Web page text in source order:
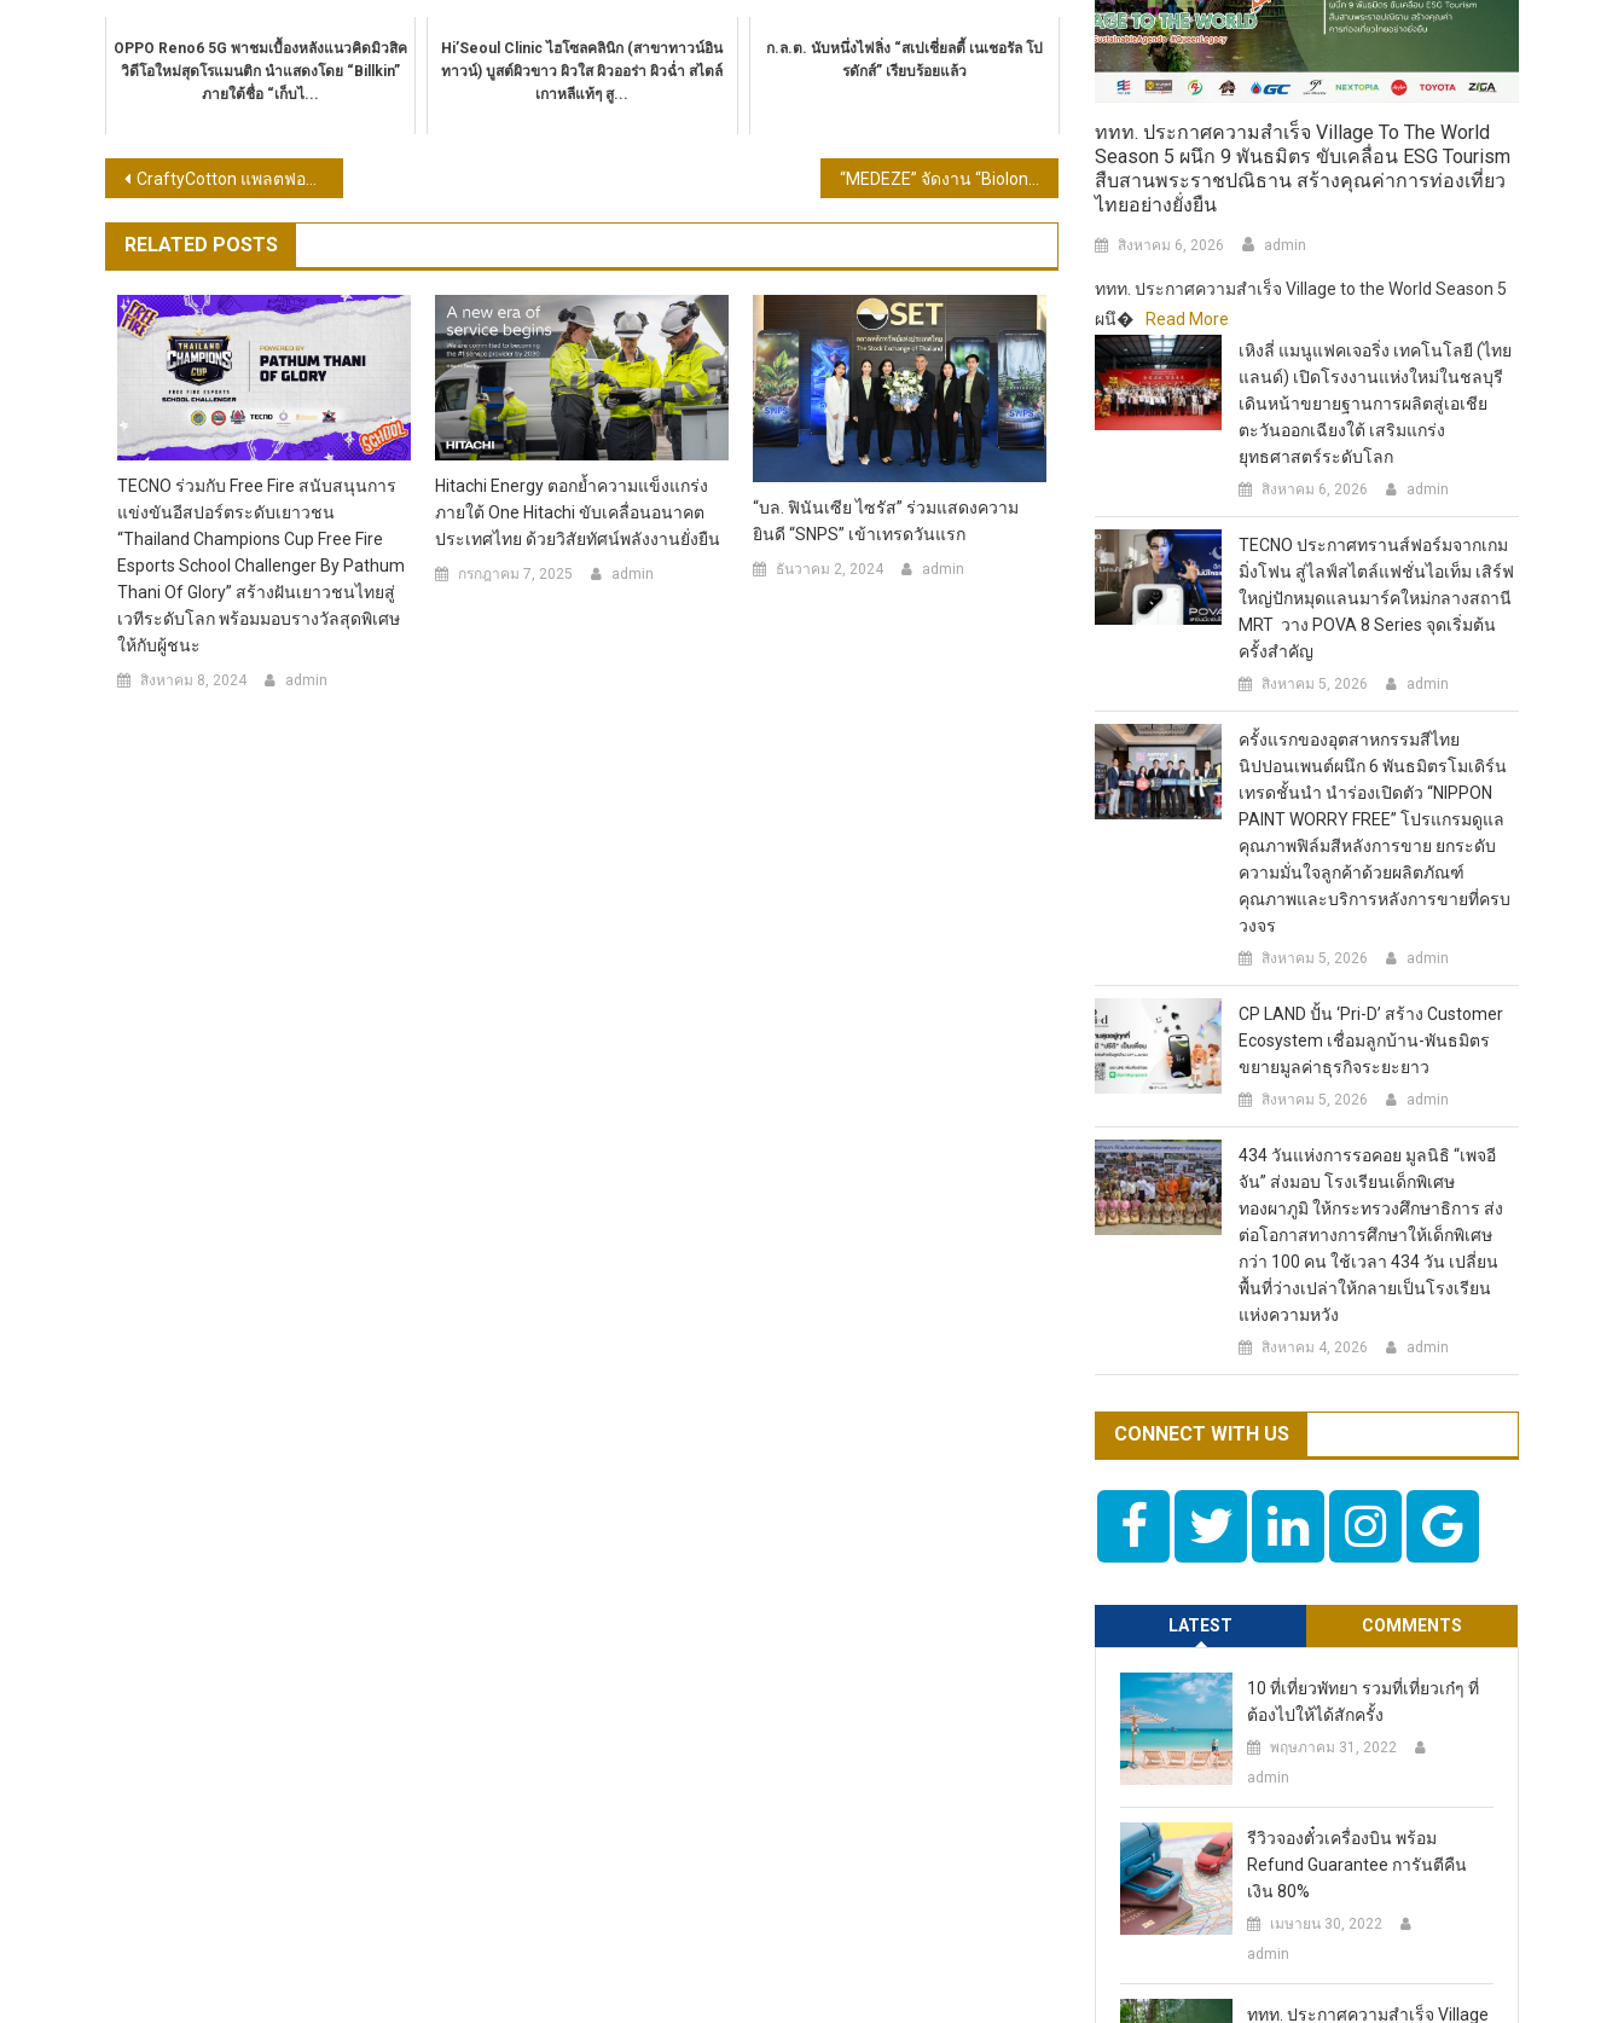
OPPO Reno6 5G พาชมเบื้องหลังแนวคิดมิวสิค
วิดีโอใหม่สุดโรแมนติก นำแสดงโดย “Billkin”
ภายใต้ชื่อ “เก็บไ...
Hi’Seoul Clinic ไฮโซลคลินิก (สาขาทาวน์อิน
ทาวน์) บูสต์ผิวขาว ผิวใส ผิวออร่า ผิวฉ่ำ สไตล์
เกาหลีแท้ๆ สู...
ก.ล.ต. นับหนึ่งไฟลิ่ง “สเปเชี่ยลตี้ เนเชอรัล โป
รดักส์” เรียบร้อยแล้ว
แนะแนว
เรื่อง
CraftyCotton แพลตฟอร์มแฟชั่นสายครีเอเตอร์ที่เปลี่ยนเสื้อผ้าธรรมดาให้กลายเป็นงานศิลปะที่มีชีวิต ชวนนักแสดงรุ่นใหม่ ตี๋ตี๋ – วันพิชิต ร่วมเปิดตัวเวอร์ชัน 2.0 ใช้งานง่ายตอบโจทย์สายศิลปะและสายแฟ
RELATED POSTS
TECNO ร่วมกับ Free Fire สนับสนุนการ
แข่งขันอีสปอร์ตระดับเยาวชน
“Thailand Champions Cup Free Fire
Esports School Challenger By Pathum
Thani Of Glory” สร้างฝันเยาวชนไทยสู่
เวทีระดับโลก พร้อมมอบรางวัลสุดพิเศษ
ให้กับผู้ชนะ
สิงหาคม 8, 2024 admin
Hitachi Energy ตอกย้ำความแข็งแกร่ง
ภายใต้ One Hitachi ขับเคลื่อนอนาคต
ประเทศไทย ด้วยวิสัยทัศน์พลังงานยั่งยืน
กรกฎาคม 7, 2025 admin
“บล. ฟินันเซีย ไซรัส” ร่วมแสดงความ
ยินดี “SNPS” เข้าเทรดวันแรก
ธันวาคม 2, 2024 admin
ททท. ประกาศความสำเร็จ Village To The World
Season 5 ผนึก 9 พันธมิตร ขับเคลื่อน ESG Tourism
สืบสานพระราชปณิธาน สร้างคุณค่าการท่องเที่ยว
ไทยอย่างยั่งยืน
สิงหาคม 6, 2026 admin
ททท. ประกาศความสำเร็จ Village to the World Season 5
ผนึ�
Read More
เหิงลี่ แมนูแฟคเจอริ่ง เทคโนโลยี (ไทย
แลนด์) เปิดโรงงานแห่งใหม่ในชลบุรี
เดินหน้าขยายฐานการผลิตสู่เอเชีย
ตะวันออกเฉียงใต้ เสริมแกร่ง
ยุทธศาสตร์ระดับโลก
สิงหาคม 6, 2026 admin
TECNO ประกาศทรานส์ฟอร์มจากเกม
มิ่งโฟน สู่ไลฟ์สไตล์แฟชั่นไอเท็ม เสิร์ฟ
ใหญ่ปักหมุดแลนมาร์คใหม่กลางสถานี
MRT วาง POVA 8 Series จุดเริ่มต้น
ครั้งสำคัญ
สิงหาคม 5, 2026 admin
ครั้งแรกของอุตสาหกรรมสีไทย
นิปปอนเพนต์ผนึก 6 พันธมิตรโมเดิร์น
เทรดชั้นนำ นำร่องเปิดตัว “NIPPON
PAINT WORRY FREE” โปรแกรมดูแล
คุณภาพฟิล์มสีหลังการขาย ยกระดับ
ความมั่นใจลูกค้าด้วยผลิตภัณฑ์
คุณภาพและบริการหลังการขายที่ครบ
วงจร
สิงหาคม 5, 2026 admin
CP LAND ปั้น ‘Pri-D’ สร้าง Customer
Ecosystem เชื่อมลูกบ้าน-พันธมิตร
ขยายมูลค่าธุรกิจระยะยาว
สิงหาคม 5, 2026 admin
434 วันแห่งการรอคอย มูลนิธิ “เพจอี
จัน” ส่งมอบ โรงเรียนเด็กพิเศษ
ทองผาภูมิ ให้กระทรวงศึกษาธิการ ส่ง
ต่อโอกาสทางการศึกษาให้เด็กพิเศษ
กว่า 100 คน ใช้เวลา 434 วัน เปลี่ยน
พื้นที่ว่างเปล่าให้กลายเป็นโรงเรียน
แห่งความหวัง
สิงหาคม 4, 2026 admin
CONNECT WITH US
LATEST COMMENTS
10 ที่เที่ยวพัทยา รวมที่เที่ยวเก๋ๆ ที่
ต้องไปให้ได้สักครั้ง
พฤษภาคม 31, 2022
admin
รีวิวจองตั๋วเครื่องบิน พร้อม
Refund Guarantee การันตีคืน
เงิน 80%
เมษายน 30, 2022
admin
ททท. ประกาศความสำเร็จ Village